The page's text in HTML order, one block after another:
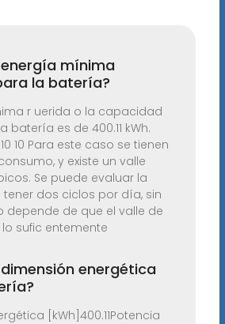
mínima
la batería?
r uerida o la capacidad
batería es de 400.11 kWh.
10 Para este caso se tienen
y existe un valle
Se puede evaluar la
dos ciclos por día, sin
depende de que el valle de
sufic entemente
energética
[kWh]400.11Potencia